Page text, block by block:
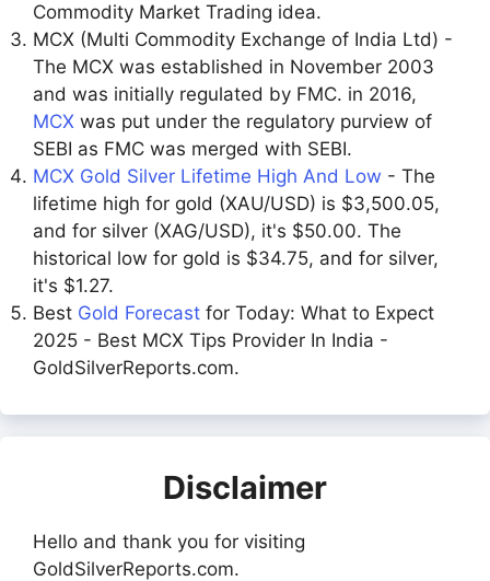
Commodity Market Trading idea.
MCX (Multi Commodity Exchange of India Ltd) -
The MCX was established in November 2003
and was initially regulated by FMC. in 2016,
MCX was put under the regulatory purview of
SEBI as FMC was merged with SEBI.
MCX Gold Silver Lifetime High And Low - The
lifetime high for gold (XAU/USD) is $3,500.05,
and for silver (XAG/USD), it's $50.00. The
historical low for gold is $34.75, and for silver,
it's $1.27.
Best Gold Forecast for Today: What to Expect
2025 - Best MCX Tips Provider In India -
GoldSilverReports.com.
Disclaimer
Hello and thank you for visiting
GoldSilverReports.com.